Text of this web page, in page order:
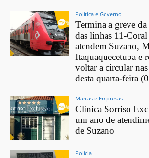
Política e Governo
Termina a greve
das linhas 11-
atendem Suzano,
Itaquaquecetuba e
voltar a circular
desta quarta-feira
Marcas e Empresas
Clínica Sorriso
um ano de
de Suzano
Polícia